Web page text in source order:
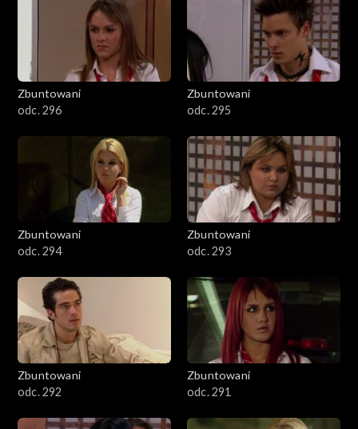
Zbuntowani
odc. 296
Zbuntowani
odc. 295
Zbuntowani
odc. 294
Zbuntowani
odc. 293
Zbuntowani
odc. 292
Zbuntowani
odc. 291